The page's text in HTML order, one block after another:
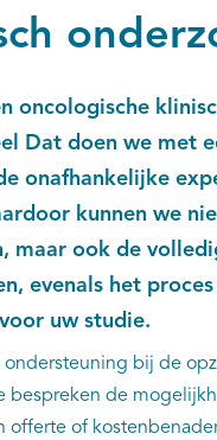
oncologische
Dat doen we met
onafhankelijke
kunnen we
maar ook de
evenals het proces
uw studie.
bij de
bespreken de
offerte of